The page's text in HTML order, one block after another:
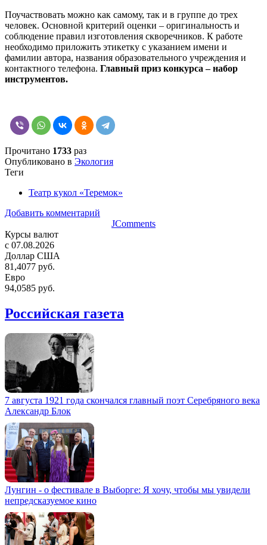
Поучаствовать можно как самому, так и в группе до трех
человек. Основной критерий оценки – оригинальность и
соблюдение правил изготовления скворечников. К работе
необходимо приложить этикетку с указанием имени и
фамилии автора, названия образовательного учреждения и
контактного телефона. Главный приз конкурса – набор
инструментов.
Прочитано 1733 раз
Опубликовано в Экология
Теги
Театр кукол «Теремок»
Добавить комментарий
JComments
Курсы валют
c 07.08.2026
Доллар США
81,4077 руб.
Евро
94,0585 руб.
Российская газета
7 августа 1921 года скончался главный поэт Серебряного века
Александр Блок
Лунгин - о фестивале в Выборге: Я хочу, чтобы мы увидели
непредсказуемое кино